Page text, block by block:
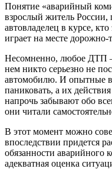
Понятие «аварийный
взрослый житель
автовладелец в курсе,
играет на месте
Несомненно, любое ДТП –
нем никто серьезно не
автомобилю. И опытные
паниковать, а их
напрочь забывают обо
они читали
В этот момент можно
впоследствии придется
обязанности аварийного
адекватная оценка